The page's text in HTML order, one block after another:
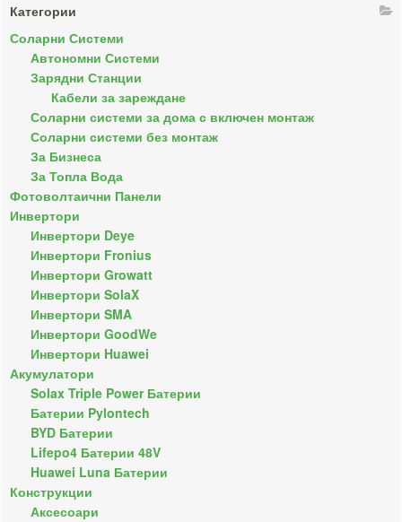
Категории
Соларни Системи
Автономни Системи
Зарядни Станции
Кабели за зареждане
Соларни системи за дома с включен монтаж
Соларни системи без монтаж
За Бизнеса
За Топла Вода
Фотоволтаични Панели
Инвертори
Инвертори Deye
Инвертори Fronius
Инвертори Growatt
Инвертори SolaX
Инвертори SMA
Инвертори GoodWe
Инвертори Huawei
Акумулатори
Solax Triple Power Батерии
Батерии Pylontech
BYD Батерии
Lifepo4 Батерии 48V
Huawei Luna Батерии
Конструкции
Аксесоари